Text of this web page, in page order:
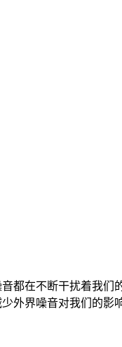
都在不断干扰着我
外界噪音对我们的影